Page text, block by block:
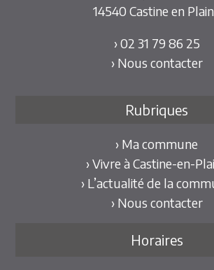
14540 Castine en
› 02 31 79 86 25
› Nous contacter
Rubriques
› Ma commune
› Vivre à Castine-en-
› L’actualité de la
› Nous contacter
Horaires